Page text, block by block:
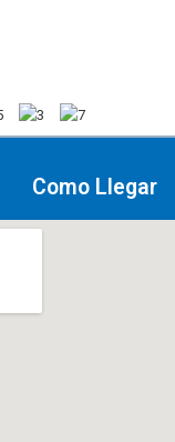
Como Llegar